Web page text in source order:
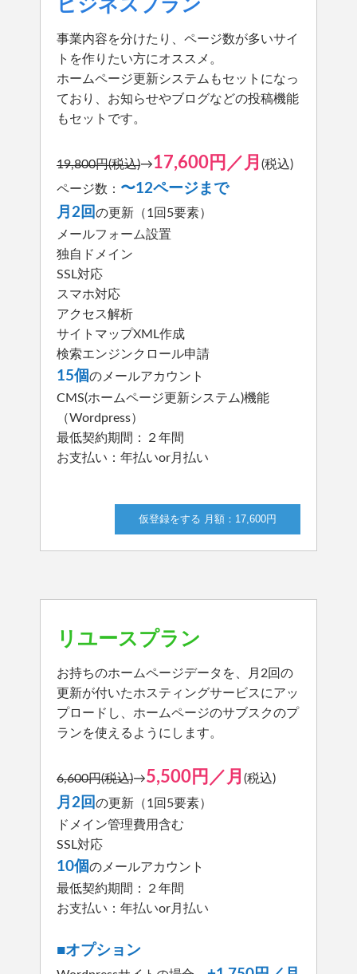
ビジネスプラン
事業内容を分けたり、ページ数が多いサイ
トを作りたい方にオススメ。
ホームページ更新システムもセットになっ
ており、お知らせやブログなどの投稿機能
もセットです。
19,800円(税込)→17,600円／月 (税込)
ページ数： 〜12ページまで
月2回の更新（1回5要素）
メールフォーム設置
独自ドメイン
SSL対応
スマホ対応
アクセス解析
サイトマップXML作成
検索エンジンクロール申請
15個のメールアカウント
CMS(ホームページ更新システム)機能
（Wordpress）
最低契約期間：２年間
お支払い：年払いor月払い
仮登録をする 月額：17,600円
リユースプラン
お持ちのホームページデータを、月2回の
更新が付いたホスティングサービスにアッ
プロードし、ホームページのサブスクのプ
ランを使えるようにします。
6,600円(税込)→5,500円／月 (税込)
月2回の更新（1回5要素）
ドメイン管理費用含む
SSL対応
10個のメールアカウント
最低契約期間：２年間
お支払い：年払いor月払い
■オプション